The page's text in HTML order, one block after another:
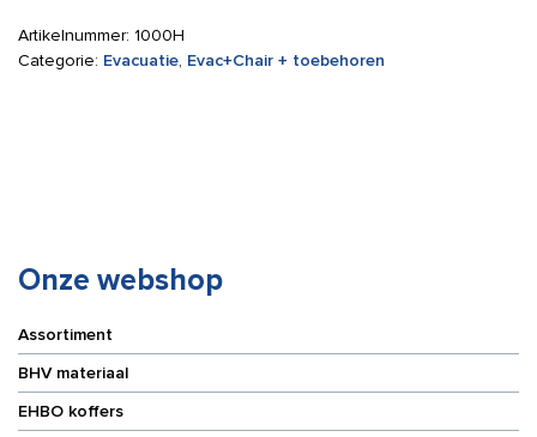
Artikelnummer: 1000H
Categorie: Evacuatie, Evac+Chair + toebehoren
Onze webshop
Assortiment
BHV materiaal
EHBO koffers